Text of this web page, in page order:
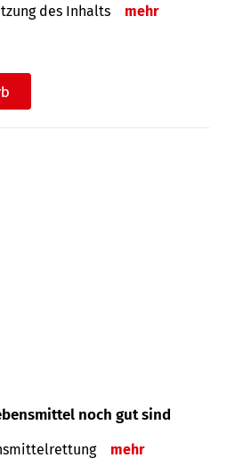
des Inhalts mehr
noch gut sind
mehr